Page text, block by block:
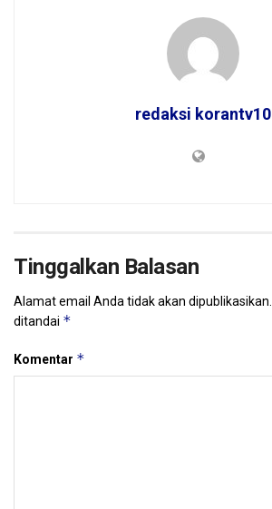
redaksi korantv10
Tinggalkan Balasan
Alamat email Anda tidak akan dipublikasikan.
ditandai *
Komentar *